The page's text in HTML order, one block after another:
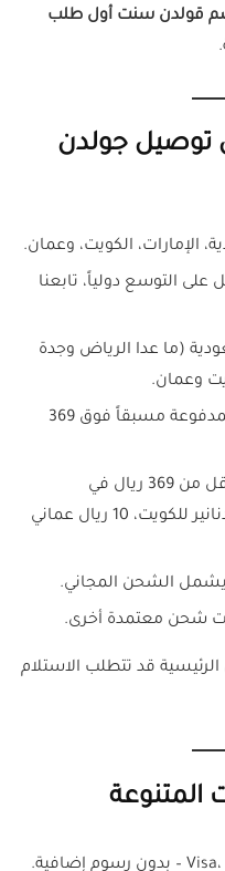
قولدن سنت أول طلب
توصيل جولدن
الإمارات، الكويت، وعمان.
التوسع دولياً، تابعنا
(ما عدا الرياض وجدة
متاح للطلبات المدفوعة مسبقاً فوق 369
19 ريال للطلبات أقل من 369 ريال في
السعودية، 40 درهم للإمارات، 3 دنانير للكويت، 10 ريال عماني
يشمل الشحن المجاني.
شحن معتمدة أخرى.
قد تتطلب الاستلام